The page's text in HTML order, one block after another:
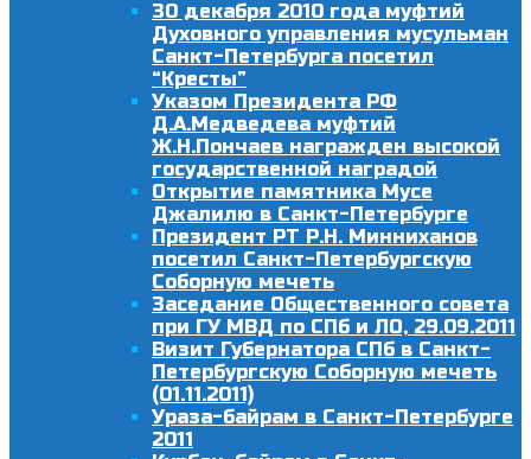
30 декабря 2010 года муфтий
Духовного управления мусульман
Санкт-Петербурга посетил
“Кресты”
Указом Президента РФ
Д.А.Медведева муфтий
Ж.Н.Пончаев награжден высокой
государственной наградой
Открытие памятника Мусе
Джалилю в Санкт-Петербурге
Президент РТ Р.Н. Минниханов
посетил Санкт-Петербургскую
Соборную мечеть
Заседание Общественного совета
при ГУ МВД по СПб и ЛО, 29.09.2011
Визит Губернатора СПб в Санкт-
Петербургскую Соборную мечеть
(01.11.2011)
Ураза-байрам в Санкт-Петербурге
2011